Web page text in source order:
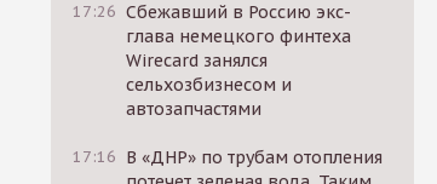
17:26 Сбежавший в Россию экс-
глава немецкого финтеха
Wirecard занялся
сельхозбизнесом и
автозапчастями
17:16 В «ДНР» по трубам отопления